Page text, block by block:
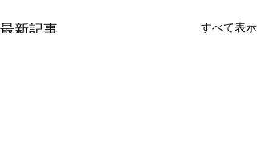
最新記事 すべて表示